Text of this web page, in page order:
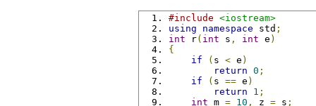
#include <iostream>
using
namespace std ;
int r( int s , int e )
{
if
( s < e )
return 0 ;
if
( s == e )
return
1 ;
int m = 10 , z = s ;